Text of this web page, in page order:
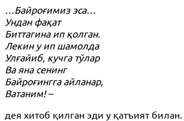
…Байроғимиз эса…
Ундан фақат
Биттагина ип қолган.
Лекин у ип шамолда
Улғайиб, кучга тўлар
Ва яна сенинг
Байроғингга айланар,
Ватаним! –
дея хитоб қилган эди у қатъият билан.